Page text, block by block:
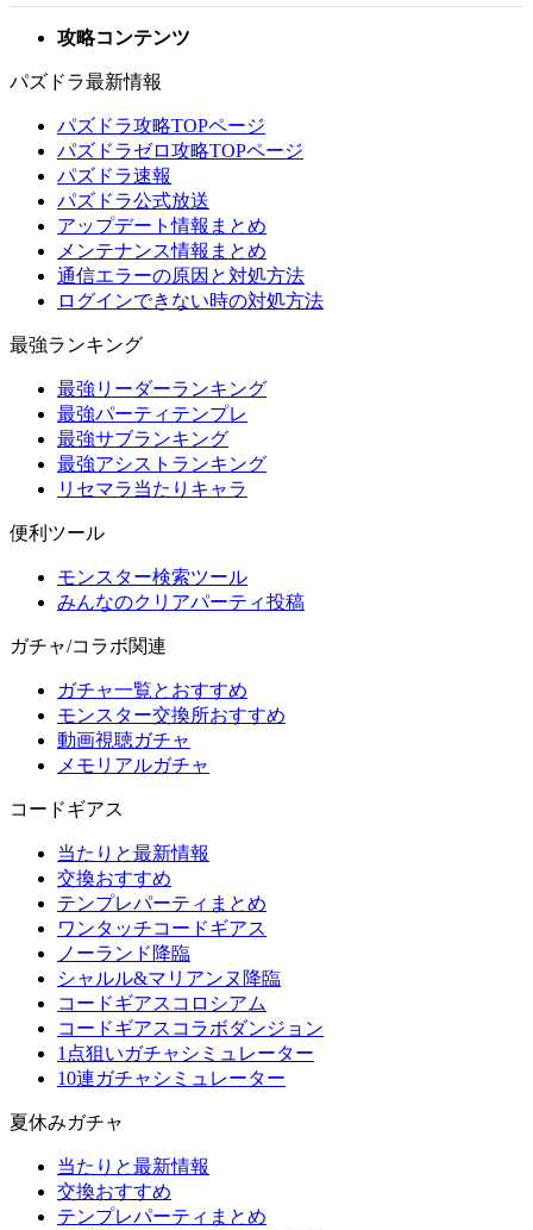
攻略コンテンツ
パズドラ最新情報
パズドラ攻略TOPページ
パズドラゼロ攻略TOPページ
パズドラ速報
パズドラ公式放送
アップデート情報まとめ
メンテナンス情報まとめ
通信エラーの原因と対処方法
ログインできない時の対処方法
最強ランキング
最強リーダーランキング
最強パーティテンプレ
最強サブランキング
最強アシストランキング
リセマラ当たりキャラ
便利ツール
モンスター検索ツール
みんなのクリアパーティ投稿
ガチャ/コラボ関連
ガチャ一覧とおすすめ
モンスター交換所おすすめ
動画視聴ガチャ
メモリアルガチャ
コードギアス
当たりと最新情報
交換おすすめ
テンプレパーティまとめ
ワンタッチコードギアス
ノーランド降臨
シャルル&マリアンヌ降臨
コードギアスコロシアム
コードギアスコラボダンジョン
1点狙いガチャシミュレーター
10連ガチャシミュレーター
夏休みガチャ
当たりと最新情報
交換おすすめ
テンプレパーティまとめ